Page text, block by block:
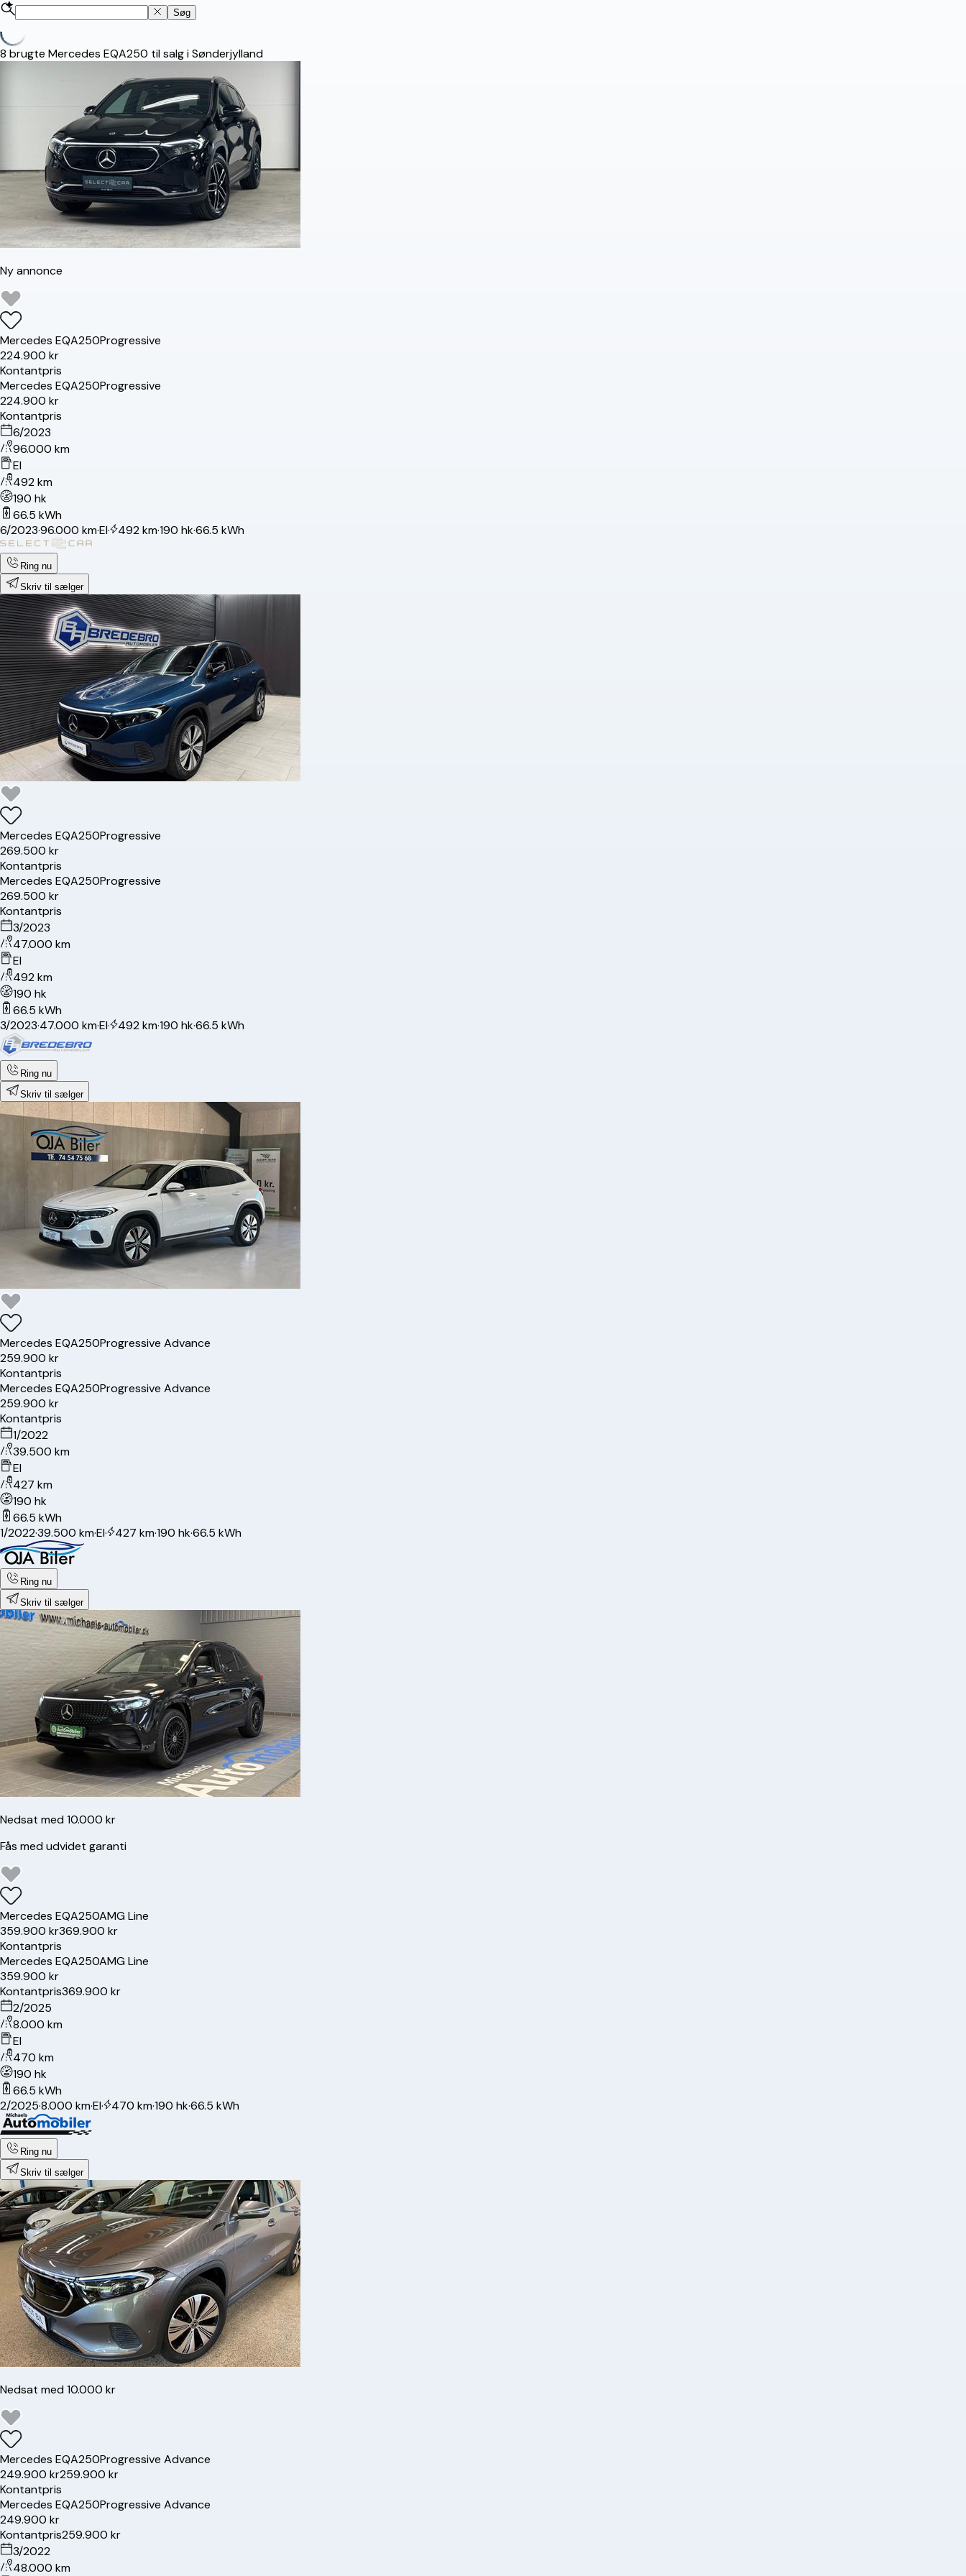
Søg
8 brugte Mercedes EQA250 til salg i Sønderjylland
Ny annonce
Mercedes EQA250Progressive
224.900 kr
Kontantpris
Mercedes EQA250Progressive
224.900 kr
Kontantpris
6/2023
96.000 km
El
492 km
190 hk
66.5 kWh
6/2023·96.000 km·El· 492 km·190 hk·66.5 kWh
Ring nu
Skriv til sælger
Mercedes EQA250Progressive
269.500 kr
Kontantpris
Mercedes EQA250Progressive
269.500 kr
Kontantpris
3/2023
47.000 km
El
492 km
190 hk
66.5 kWh
3/2023·47.000 km·El· 492 km·190 hk·66.5 kWh
Ring nu
Skriv til sælger
Mercedes EQA250Progressive Advance
259.900 kr
Kontantpris
Mercedes EQA250Progressive Advance
259.900 kr
Kontantpris
1/2022
39.500 km
El
427 km
190 hk
66.5 kWh
1/2022·39.500 km·El· 427 km·190 hk·66.5 kWh
Ring nu
Skriv til sælger
Nedsat med 10.000 kr
Fås med udvidet garanti
Mercedes EQA250AMG Line
359.900 kr369.900 kr
Kontantpris
Mercedes EQA250AMG Line
359.900 kr
Kontantpris369.900 kr
2/2025
8.000 km
El
470 km
190 hk
66.5 kWh
2/2025·8.000 km·El· 470 km·190 hk·66.5 kWh
Ring nu
Skriv til sælger
Nedsat med 10.000 kr
Mercedes EQA250Progressive Advance
249.900 kr259.900 kr
Kontantpris
Mercedes EQA250Progressive Advance
249.900 kr
Kontantpris259.900 kr
3/2022
48.000 km